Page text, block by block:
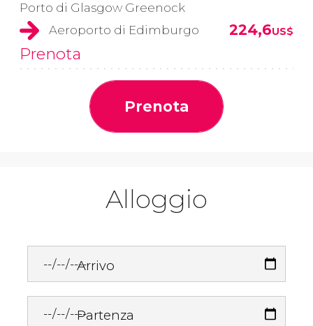
Porto di Glasgow Greenock
Aeroporto di Edimburgo
224,6US$
Prenota
Prenota
Alloggio
Arrivo
Partenza